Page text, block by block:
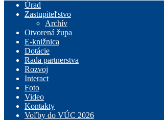
Úrad
Zastupiteľstvo
Archív
Otvorená župa
E-knižnica
Dotácie
Rada partnerstva
Rozvoj
Interact
Foto
Video
Kontakty
Voľby do VÚC 2026